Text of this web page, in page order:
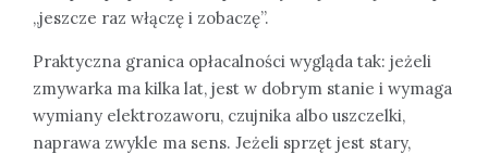
„jeszcze raz włączę i zobaczę”.
Praktyczna granica opłacalności wygląda tak: jeżeli
zmywarka ma kilka lat, jest w dobrym stanie i wymaga
wymiany elektrozaworu, czujnika albo uszczelki,
naprawa zwykle ma sens. Jeżeli sprzęt jest stary,